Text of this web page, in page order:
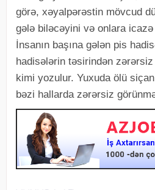
görə, xəyalpərəstin mövcud
gələ biləcəyini və onlara
İnsanın başına gələn pis
hadisələrin təsirindən
kimi yozulur. Yuxuda ölü
bəzi hallarda zərərsiz